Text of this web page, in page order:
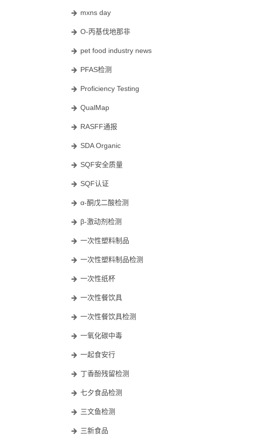
mxns day
O-丙基伐地那非
pet food industry news
PFAS检测
Proficiency Testing
QualMap
RASFF通报
SDA Organic
SQF安全质量
SQF认证
α-酮戊二酸检测
β-激动剂检测
一次性塑料制品
一次性塑料制品检测
一次性纸杯
一次性餐饮具
一次性餐饮具检测
一氧化碳中毒
一起食安行
丁香酚残留检测
七夕食品检测
三文鱼检测
三新食品